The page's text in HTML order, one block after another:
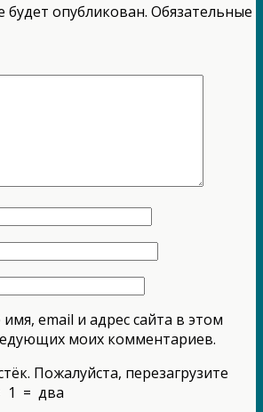
будет опубликован. Обязательные
email и адрес сайта в этом
моих комментариев.
Пожалуйста, перезагрузите
1 = два